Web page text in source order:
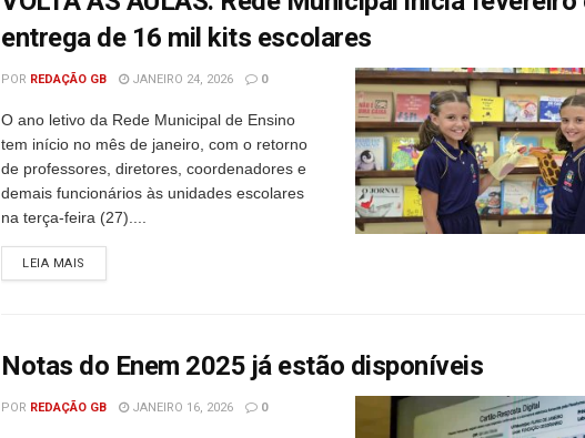
entrega de 16 mil kits escolares
POR REDAÇÃO GB JANEIRO 24, 2026 0
O ano letivo da Rede Municipal de Ensino
tem início no mês de janeiro, com o retorno
de professores, diretores, coordenadores e
demais funcionários às unidades escolares
na terça-feira (27)....
LEIA MAIS
Notas do Enem 2025 já estão disponíveis
POR REDAÇÃO GB JANEIRO 16, 2026 0